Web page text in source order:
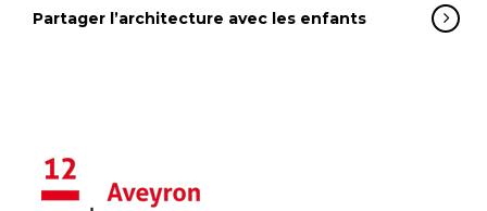
Partager l’architecture avec les enfants